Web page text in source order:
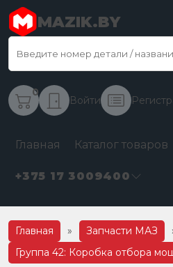
MAZIK.BY
0
Войти
Главная Каталог товаров
+375 17 3009400
Главная » Запчасти МАЗ
Группа 42: Коробка отбора